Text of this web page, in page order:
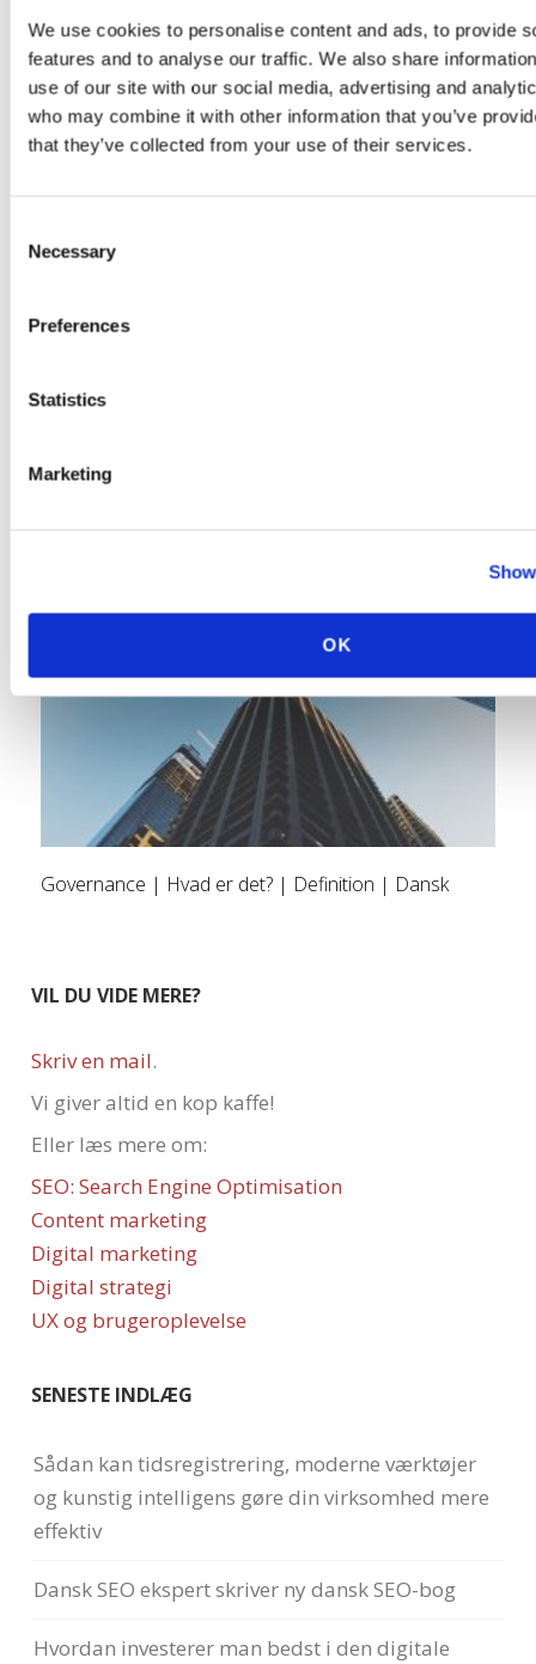
We use cookies to personalise content and ads, to provide
features and to analyse our traffic. We also share
use of our site with our social media, advertising and
who may combine it with other information that you’ve
that they’ve collected from your use of their services.
Selection
Necessary
Preferences
Statistics
Marketing
OK
Governance | Hvad er det? | Definition | Dansk
VIL DU VIDE MERE?
Skriv en mail.
Vi giver altid en kop kaffe!
Eller læs mere om:
SEO: Search Engine Optimisation
Content marketing
Digital marketing
Digital strategi
UX og brugeroplevelse
SENESTE INDLÆG
Sådan kan tidsregistrering, moderne værktøjer
og kunstig intelligens gøre din virksomhed mere
effektiv
Dansk SEO ekspert skriver ny dansk SEO-bog
Hvordan investerer man bedst i den digitale